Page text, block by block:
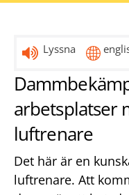
Lyssna
arbetsplatser
luftrenare
Det här är en
luftrenare. Att